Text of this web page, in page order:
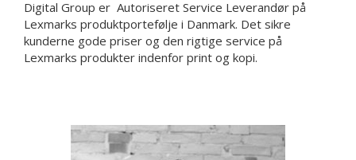
Digital Group er Autoriseret Service Leverandør på
Lexmarks produktportefølje i Danmark. Det sikre
kunderne gode priser og den rigtige service på
Lexmarks produkter indenfor print og kopi.